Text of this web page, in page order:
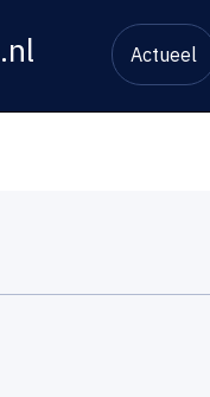
.nl Actueel